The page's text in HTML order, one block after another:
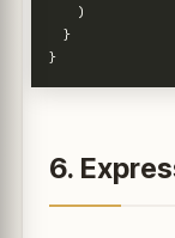
)
}
}
6.